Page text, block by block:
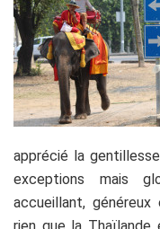
apprécié la
exceptions mais
accueillant,
rien que la Thaïlande